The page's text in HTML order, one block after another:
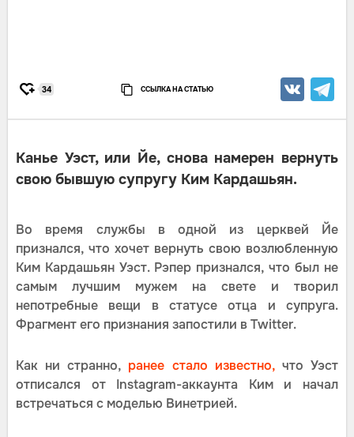
34 ССЫЛКА НА СТАТЬЮ
Канье Уэст, или Йе, снова намерен вернуть
свою бывшую супругу Ким Кардашьян.
Во время службы в одной из церквей Йе
признался, что хочет вернуть свою возлюбленную
Ким Кардашьян Уэст. Рэпер признался, что был не
самым лучшим мужем на свете и творил
непотребные вещи в статусе отца и супруга.
Фрагмент его признания запостили в Twitter.
Как ни странно, ранее стало известно,что Уэст
отписался от Instagram-аккаунта Ким и начал
встречаться с моделью Винетрией.